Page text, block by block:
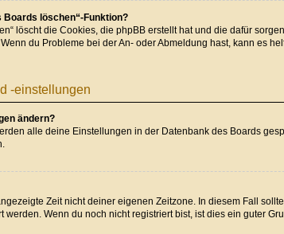
Boards löschen“-Funktion?
löscht die Cookies, die phpBB erstellt hat und die dafür
du Probleme bei der An- oder Abmeldung hast, kann es
-einstellungen
ändern?
alle deine Einstellungen in der Datenbank des Boards
Zeit nicht deiner eigenen Zeitzone. In diesem Fall
werden. Wenn du noch nicht registriert bist, ist dies ein guter